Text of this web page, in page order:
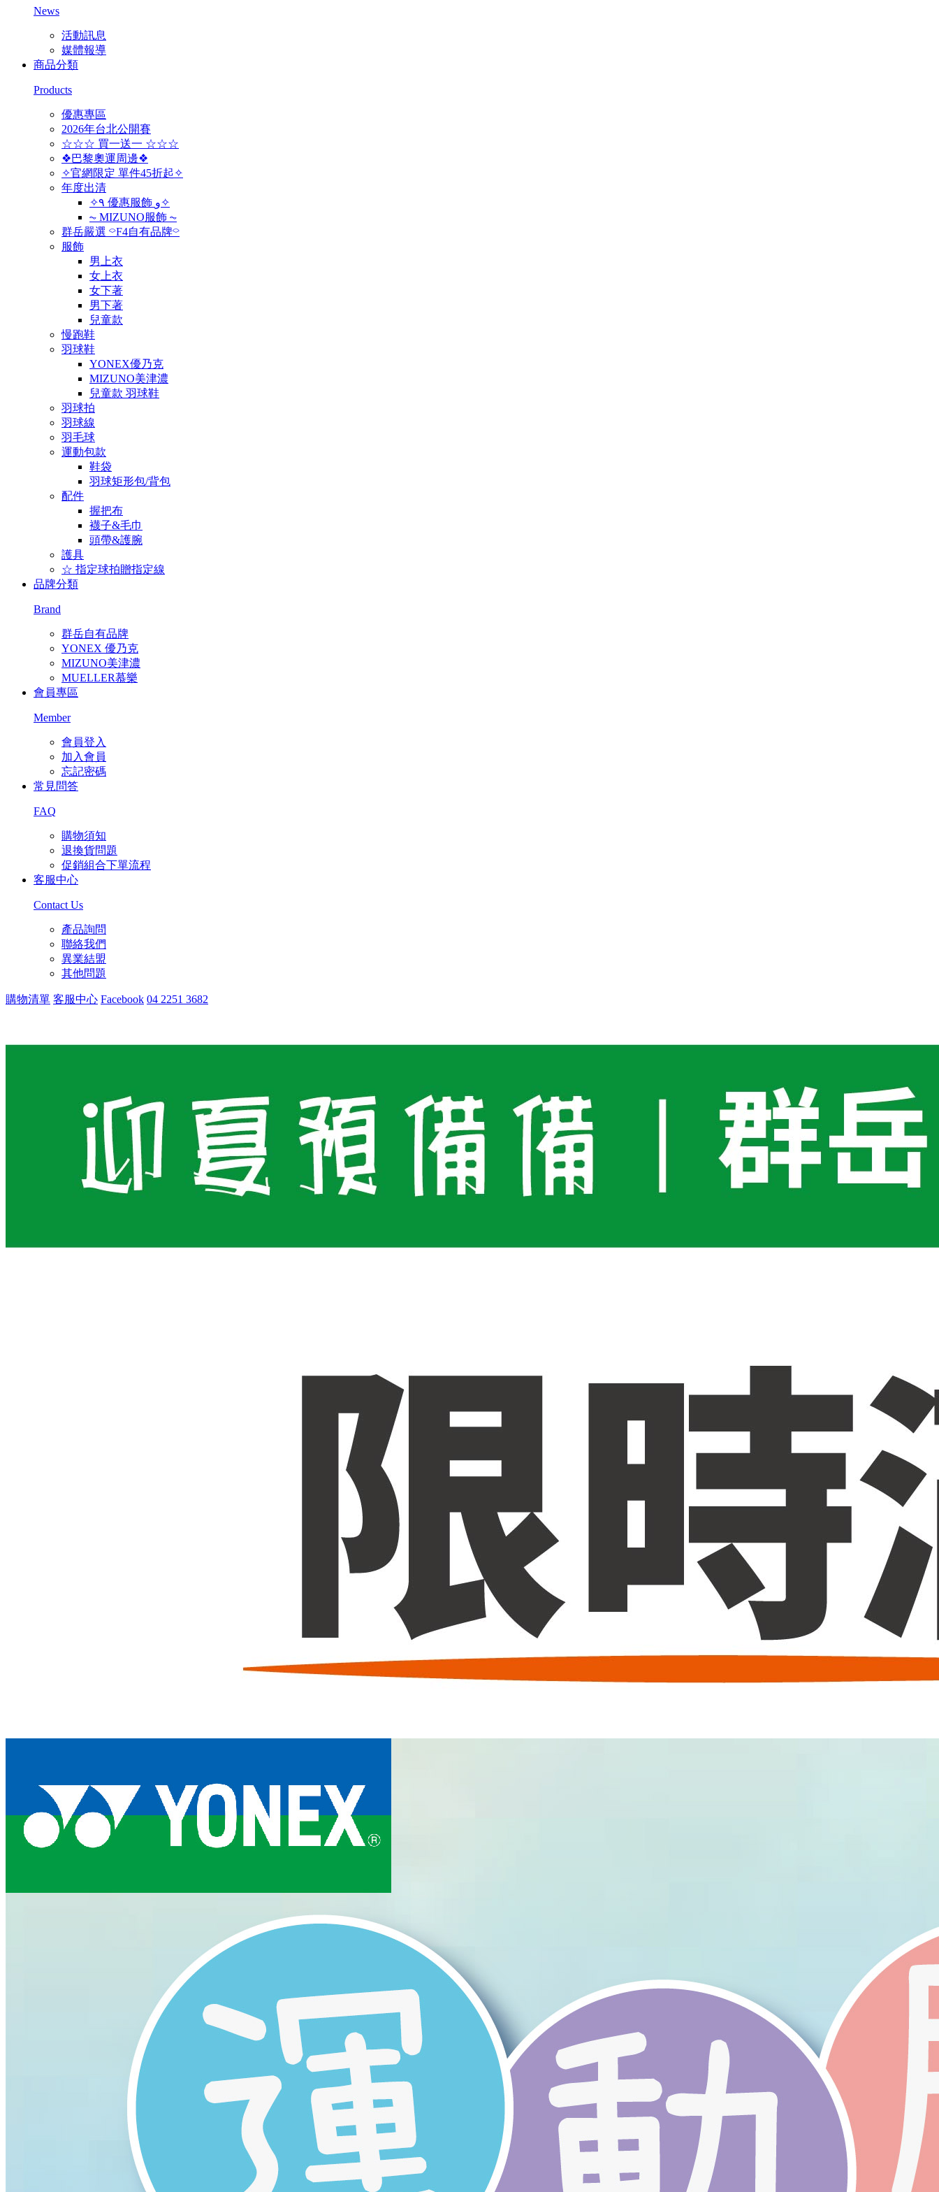
News
活動訊息
媒體報導
商品分類
Products
優惠專區
2026年台北公開賽
☆☆☆ 買一送一 ☆☆☆
❖巴黎奧運周邊❖
✧官網限定 單件45折起✧
年度出清
✧٩ 優惠服飾 و✧
⏦ MIZUNO服飾 ⏦
群岳嚴選 ⌔F4自有品牌⌔
服飾
男上衣
女上衣
女下著
男下著
兒童款
慢跑鞋
羽球鞋
YONEX優乃克
MIZUNO美津濃
兒童款 羽球鞋
羽球拍
羽球線
羽毛球
運動包款
鞋袋
羽球矩形包/背包
配件
握把布
襪子&毛巾
頭帶&護腕
護具
☆ 指定球拍贈指定線
品牌分類
Brand
群岳自有品牌
YONEX 優乃克
MIZUNO美津濃
MUELLER慕樂
會員專區
Member
會員登入
加入會員
忘記密碼
常見問答
FAQ
購物須知
退換貨問題
促銷組合下單流程
客服中心
Contact Us
產品詢問
聯絡我們
異業結盟
其他問題
購物清單 客服中心 Facebook 04 2251 3682